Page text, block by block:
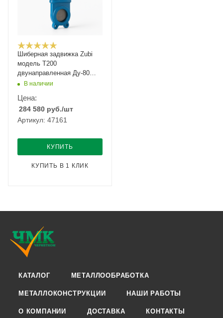
Шиберная задвижка Zubi
модель Т200
двунаправленная Ду-80
Ру-10
В наличии
Цена:
284 580 руб./шт
Артикул: 47161
КУПИТЬ
КУПИТЬ В 1 КЛИК
КАТАЛОГ МЕТАЛЛООБРАБОТКА
МЕТАЛЛОКОНСТРУКЦИИ НАШИ РАБОТЫ
О КОМПАНИИ ДОСТАВКА КОНТАКТЫ